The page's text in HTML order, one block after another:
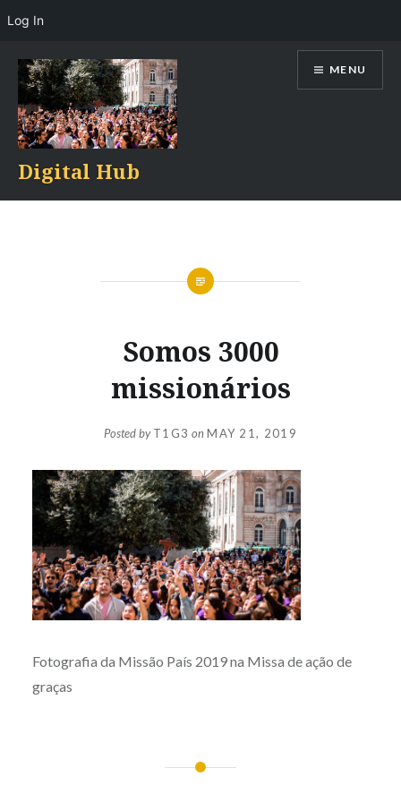
content
Digital Hub
MENU
Somos 3000
missionários
Posted byT1G3 onMAY 21, 2019
Fotografia da Missão País 2019 na Missa de ação de
graças
Log In